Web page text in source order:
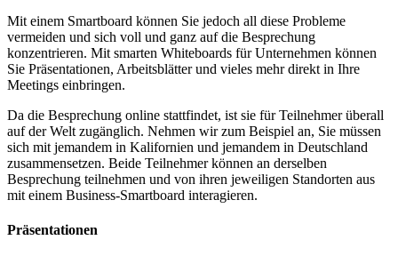
Mit einem Smartboard können Sie jedoch all diese Probleme
vermeiden und sich voll und ganz auf die Besprechung
konzentrieren. Mit smarten Whiteboards für Unternehmen können
Sie Präsentationen, Arbeitsblätter und vieles mehr direkt in Ihre
Meetings einbringen.
Da die Besprechung online stattfindet, ist sie für Teilnehmer überall
auf der Welt zugänglich. Nehmen wir zum Beispiel an, Sie müssen
sich mit jemandem in Kalifornien und jemandem in Deutschland
zusammensetzen. Beide Teilnehmer können an derselben
Besprechung teilnehmen und von ihren jeweiligen Standorten aus
mit einem Business-Smartboard interagieren.
Präsentationen